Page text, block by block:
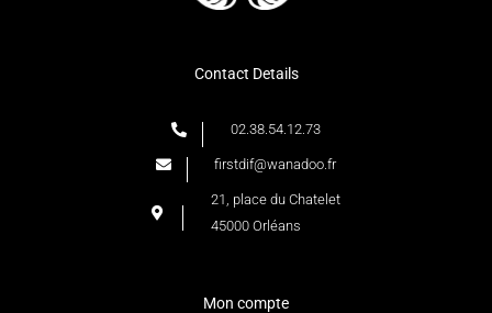
Contact Details
02.38.54.12.73
firstdif@wanadoo.fr
21, place du Chatelet
45000 Orléans
Mon compte